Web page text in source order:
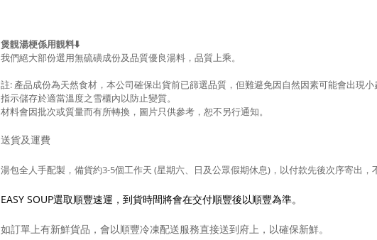
煲靚湯梗係用靚料⬇️
我們絕大部份選用無硫磺成份及品質優良湯料，品質上乘。
註: 產品成份為天然食材，本公司確保出貨前已篩選品質，但難避免因自然因素可能會出現
指示儲存於適當溫度之雪櫃內以防止變質。
材料會因批次或質量而有所轉換，圖片只供參考， 恕不另行通知。
送貨及運費
湯包全人手配製，備貨約3-5個工作天 (星期六、日及公眾假期休息)，以付款先後次序寄出，
EASY SOUP選取順豐速運，到貨時間將會在交付順豐後以順豐為準。
如訂單上有新鮮貨品，會以順豐冷凍配送服務直接送到府上，以確保新鮮。